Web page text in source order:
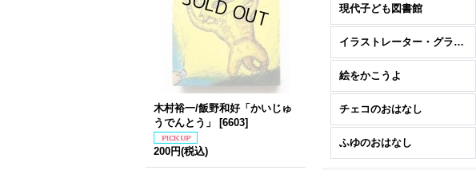
木村裕一/飯野和好「かいじゅ
うでんとう」
[6603]
200円(税込)
現代子ども図書館
イラストレーター・グラフィックデザイナーの絵本
絵をかこうよ
チェコのおはなし
ふゆのおはなし